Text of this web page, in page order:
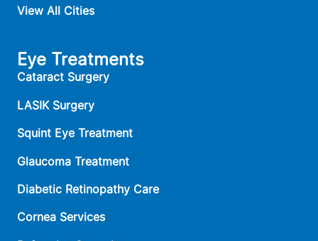
View All Cities
Eye Treatments
Cataract Surgery
LASIK Surgery
Squint Eye Treatment
Glaucoma Treatment
Diabetic Retinopathy Care
Cornea Services